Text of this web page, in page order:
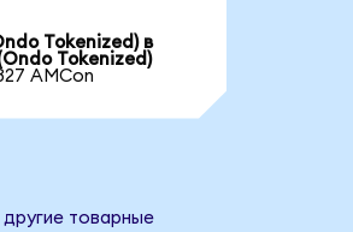
Tokenized) в
Tokenized)
AMCon
товарные